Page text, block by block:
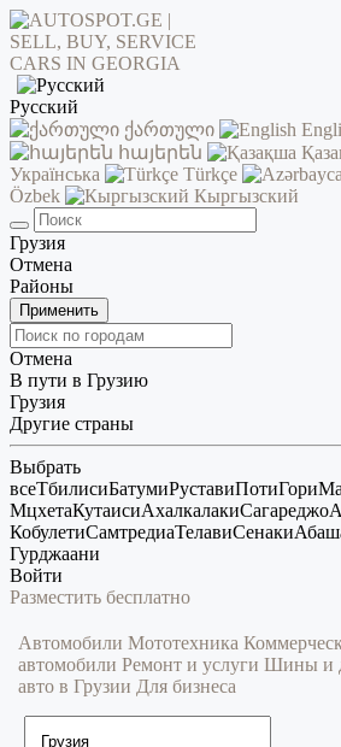
Русский
ქართული
հայերեն
Українська
Türkçe
Özbek
Кыргызский
Грузия
Отмена
Районы
Применить
Отмена
В пути в Грузию
Грузия
Другие страны
Выбрать
всеТбилисиБатумиРуставиПотиГори
МцхетаКутаисиАхалкалакиСагареджо
КобулетиСамтредиаТелавиСенаки
Гурджаани
Войти
Разместить бесплатно
Автомобили Мототехника
автомобили Ремонт и услуги Шины и
авто в Грузии Для бизнеса